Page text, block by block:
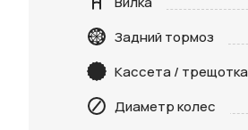
Задний тормоз
Кассета / трещотка
Диаметр колес